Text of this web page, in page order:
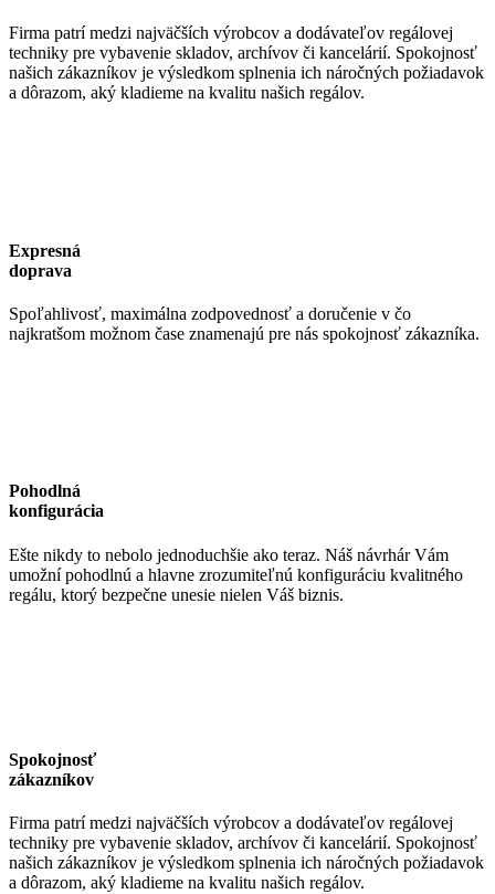
Firma patrí medzi najväčších výrobcov a dodávateľov regálovej
techniky pre vybavenie skladov, archívov či kancelárií. Spokojnosť
našich zákazníkov je výsledkom splnenia ich náročných požiadavok
a dôrazom, aký kladieme na kvalitu našich regálov.
Expresná
doprava
Spoľahlivosť, maximálna zodpovednosť a doručenie v čo
najkratšom možnom čase znamenajú pre nás spokojnosť zákazníka.
Pohodlná
konfigurácia
Ešte nikdy to nebolo jednoduchšie ako teraz. Náš návrhár Vám
umožní pohodlnú a hlavne zrozumiteľnú konfiguráciu kvalitného
regálu, ktorý bezpečne unesie nielen Váš biznis.
Spokojnosť
zákazníkov
Firma patrí medzi najväčších výrobcov a dodávateľov regálovej
techniky pre vybavenie skladov, archívov či kancelárií. Spokojnosť
našich zákazníkov je výsledkom splnenia ich náročných požiadavok
a dôrazom, aký kladieme na kvalitu našich regálov.